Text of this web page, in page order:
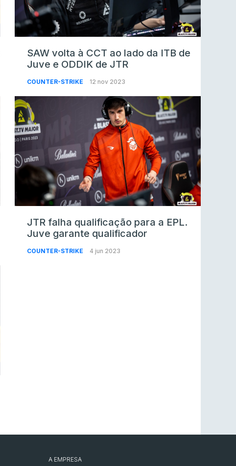
SAW volta à CCT ao lado da ITB de
Juve e ODDIK de JTR
COUNTER-STRIKE 12 nov 2023
JTR falha qualificação para a EPL.
Juve garante qualificador
COUNTER-STRIKE 4 jun 2023
A EMPRESA